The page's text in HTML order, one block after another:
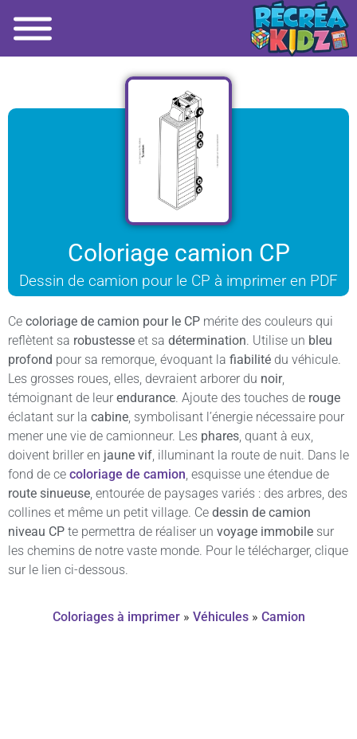
Coloriage camion CP
Dessin de camion pour le CP à imprimer en PDF
Ce coloriage de camion pour le CP mérite des couleurs qui
reflètent sa robustesse et sa détermination. Utilise un bleu
profond pour sa remorque, évoquant la fiabilité du véhicule.
Les grosses roues, elles, devraient arborer du noir,
témoignant de leur endurance. Ajoute des touches de rouge
éclatant sur la cabine, symbolisant l’énergie nécessaire pour
mener une vie de camionneur. Les phares, quant à eux,
doivent briller en jaune vif, illuminant la route de nuit. Dans le
fond de ce coloriage de camion, esquisse une étendue de
route sinueuse, entourée de paysages variés : des arbres, des
collines et même un petit village. Ce dessin de camion
niveau CP te permettra de réaliser un voyage immobile sur
les chemins de notre vaste monde. Pour le télécharger, clique
sur le lien ci-dessous.
Coloriages à imprimer» Véhicules» Camion